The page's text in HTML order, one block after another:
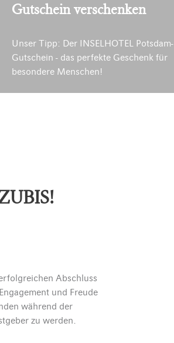
Gutschein verschenken
Unser Tipp: Der INSELHOTEL Potsdam-
Gutschein - das perfekte Geschenk für
besondere Menschen!
Abschluss
und Freude
während der
zu werden.